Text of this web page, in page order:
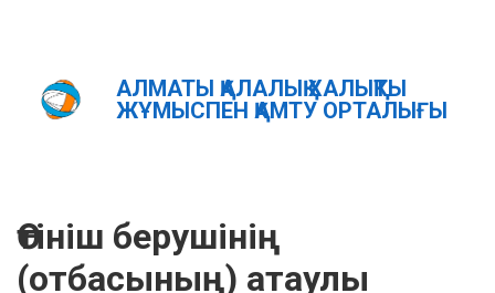
АЛМАТЫ ҚАЛАЛЫҚ ХАЛЫҚТЫ
ЖҰМЫСПЕН ҚАМТУ ОРТАЛЫҒЫ
Главная
Өтініш берушінің (отбасының) атаулы әлеуметтік көмек
Өтініш берушінің
(отбасының) атаулы